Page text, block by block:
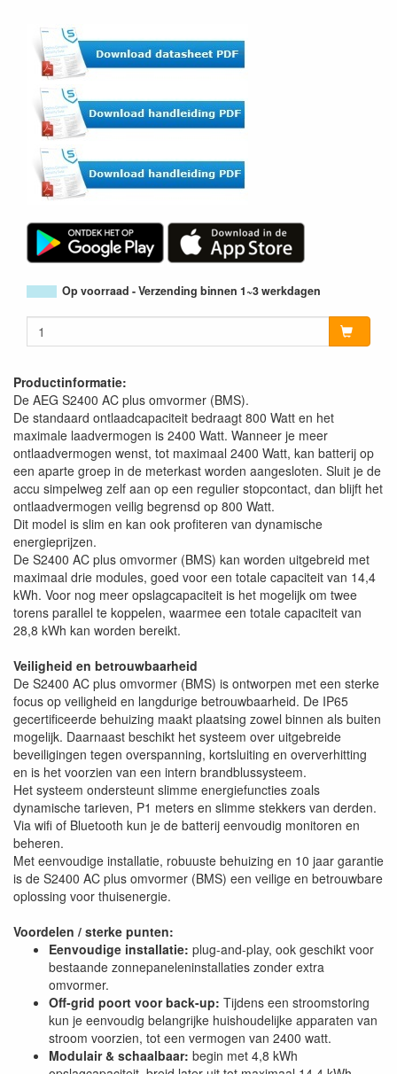
Op voorraad - Verzending binnen 1~3 werkdagen
Productinformatie:
De AEG S2400 AC plus omvormer (BMS).
De standaard ontlaadcapaciteit bedraagt 800 Watt en het
maximale laadvermogen is 2400 Watt. Wanneer je meer
ontlaadvermogen wenst, tot maximaal 2400 Watt, kan batterij op
een aparte groep in de meterkast worden aangesloten. Sluit je de
accu simpelweg zelf aan op een regulier stopcontact, dan blijft het
ontlaadvermogen veilig begrensd op 800 Watt.
Dit model is slim en kan ook profiteren van dynamische
energieprijzen.
De S2400 AC plus omvormer (BMS) kan worden uitgebreid met
maximaal drie modules, goed voor een totale capaciteit van 14,4
kWh. Voor nog meer opslagcapaciteit is het mogelijk om twee
torens parallel te koppelen, waarmee een totale capaciteit van
28,8 kWh kan worden bereikt.
Veiligheid en betrouwbaarheid
De S2400 AC plus omvormer (BMS) is ontworpen met een sterke
focus op veiligheid en langdurige betrouwbaarheid. De IP65
gecertificeerde behuizing maakt plaatsing zowel binnen als buiten
mogelijk. Daarnaast beschikt het systeem over uitgebreide
beveiligingen tegen overspanning, kortsluiting en oververhitting
en is het voorzien van een intern brandblussysteem.
Het systeem ondersteunt slimme energiefuncties zoals
dynamische tarieven, P1 meters en slimme stekkers van derden.
Via wifi of Bluetooth kun je de batterij eenvoudig monitoren en
beheren.
Met eenvoudige installatie, robuuste behuizing en 10 jaar garantie
is de S2400 AC plus omvormer (BMS) een veilige en betrouwbare
oplossing voor thuisenergie.
Voordelen / sterke punten:
Eenvoudige installatie: plug-and-play, ook geschikt voor
bestaande zonnepaneleninstallaties zonder extra
omvormer.
Off-grid poort voor back-up: Tijdens een stroomstoring
kun je eenvoudig belangrijke huishoudelijke apparaten van
stroom voorzien, tot een vermogen van 2400 watt.
Modulair & schaalbaar: begin met 4,8 kWh